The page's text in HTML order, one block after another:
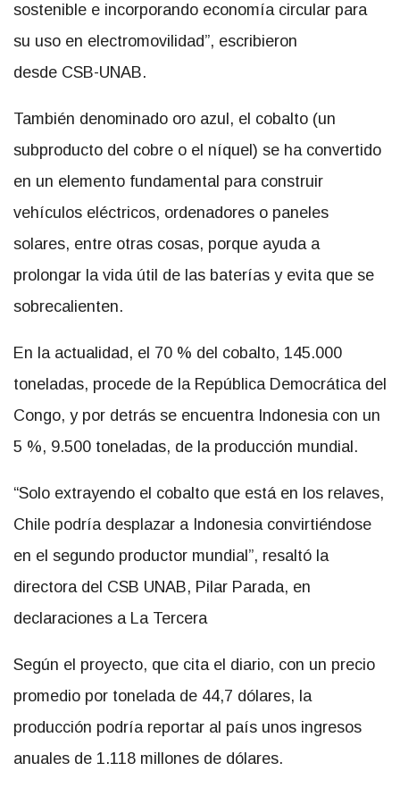
sostenible e incorporando economía circular para
su uso en electromovilidad”, escribieron
desde CSB-UNAB.
También denominado oro azul, el cobalto (un
subproducto del cobre o el níquel) se ha convertido
en un elemento fundamental para construir
vehículos eléctricos, ordenadores o paneles
solares, entre otras cosas, porque ayuda a
prolongar la vida útil de las baterías y evita que se
sobrecalienten.
En la actualidad, el 70 % del cobalto, 145.000
toneladas, procede de la República Democrática del
Congo, y por detrás se encuentra Indonesia con un
5 %, 9.500 toneladas, de la producción mundial.
“Solo extrayendo el cobalto que está en los relaves,
Chile podría desplazar a Indonesia convirtiéndose
en el segundo productor mundial”, resaltó la
directora del CSB UNAB, Pilar Parada, en
declaraciones a La Tercera
Según el proyecto, que cita el diario, con un precio
promedio por tonelada de 44,7 dólares, la
producción podría reportar al país unos ingresos
anuales de 1.118 millones de dólares.